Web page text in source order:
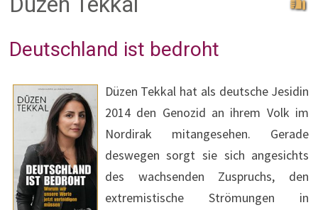
Deutschland ist bedroht
Düzen Tekkal hat als deutsche Jesidin
2014 den Genozid an ihrem Volk im
Nordirak mitangesehen. Gerade
deswegen sorgt sie sich angesichts
des wachsenden Zuspruchs, den
extremistische Strömungen in